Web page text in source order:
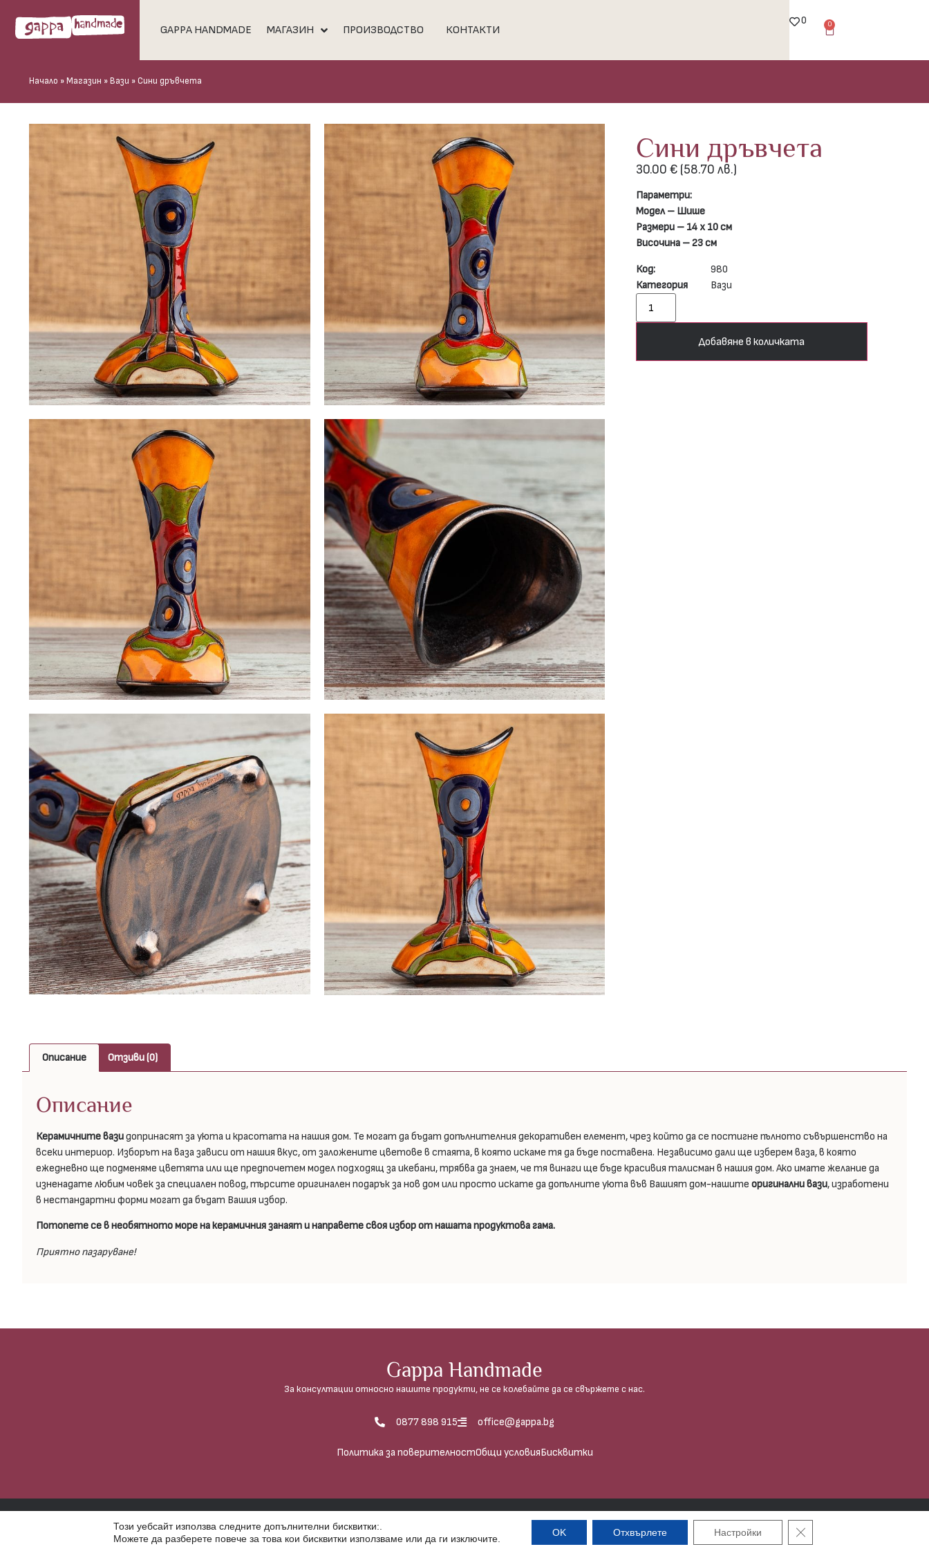
GAPPA HANDMADE МАГАЗИН ПРОИЗВОДСТВО КОНТАКТИ
0 0
Начало » Магазин » Вази » Сини дръвчета
Сини дръвчета
30.00€ (58.70 лв.)
Параметри:
Модел – Шише
Размери – 14 х 10 см
Височина – 23 см
Код:
980
Категория
Вази
Добавяне в количката
Описание Отзиви (0)
Описание
Керамичните вази допринасят за уюта и красотата на нашия дом. Те могат да бъдат допълнителния декоративен елемент, чрез който да се постигне пълното съвършенство на
всеки интериор. Изборът на ваза зависи от нашия вкус, от заложените цветове в стаята, в която искаме тя да бъде поставена. Независимо дали ще изберем ваза, в която
ежедневно ще подменяме цветята или ще предпочетем модел подходящ за икебани, трябва да знаем, че тя винаги ще бъде красивия талисман в нашия дом. Ако имате желание да
изненадате любим човек за специален повод, търсите оригинален подарък за нов дом или просто искате да допълните уюта във Вашият дом-нашите оригинални вази, изработени
в нестандартни форми могат да бъдат Вашия избор.
Потопете се в необятното море на керамичния занаят и направете своя избор от нашата продуктова гама.
Приятно пазаруване!
Gappa Handmade
За консултации относно нашите продукти, не се колебайте да се свържете с нас.
0877 898 915 office@gappa.bg
Политика за поверителностОбщи условияБисквитки
Ⓒ Gappa Handmade – Всички права запазени. Използването на фотографиите е абсолютно забранено, освен в случаите, когато
имате писмено разрешение от Гаппа хендмейд.
фотография и изработка на сайт | etrix.bg
Този уебсайт използва следните допълнителни бисквитки:.
Можете да разберете повече за това кои бисквитки използваме или да ги изключитe.
OK Отхвърлете Настройки Close GDPR Cookie Banner